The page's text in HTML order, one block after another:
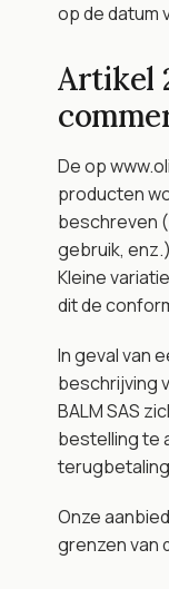
op de datum
Artikel
De op
producten
beschreven
gebruik,
Kleine
dit de
In geval van
beschrijving
BALM SAS
bestelling te
Onze
grenzen van